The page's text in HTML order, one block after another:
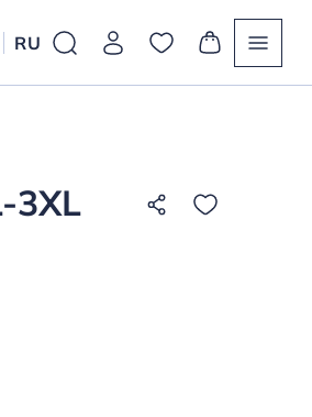
RU
3XL